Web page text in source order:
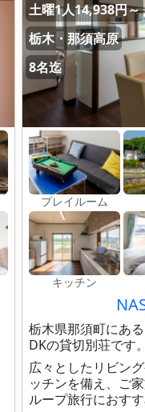
土曜1人14,938円～
栃木・那須高原
8名迄
プレイルーム
キッチン
栃木県那須町にあ
DKの貸切別荘です。
広々としたリビン
ッチンを備え、ご
ループ旅行におすす